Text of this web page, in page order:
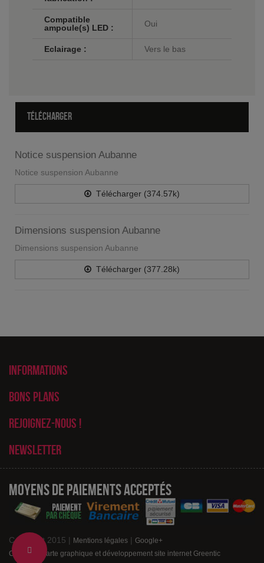
Change
Compatible
ampoule(s) LED :
Oui
Eclairage : Vers le bas
TÉLÉCHARGER
Notice suspension Aubanne
Notice suspension Aubanne
Télécharger (374.57k)
Dimensions suspension Aubanne
Dimensions suspension Aubanne
Télécharger (377.28k)
Informations
Bons plans
Rejoignez-nous !
Newsletter
Moyens de paiements acceptés
Copyright 2015 | Mentions légales | Google+
Création charte graphique et développement site internet Greentic